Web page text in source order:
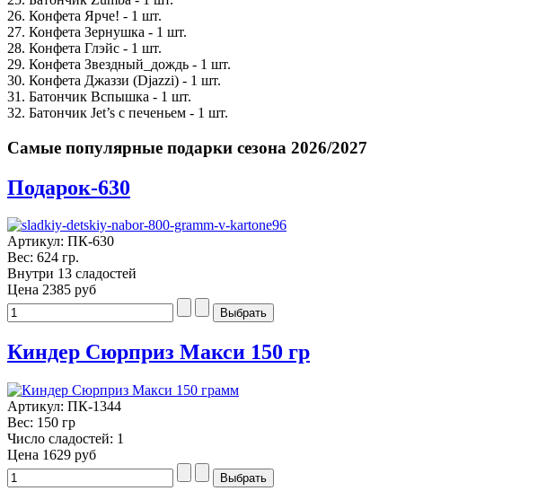
26. Конфета Ярче! - 1 шт.
27. Конфета Зернушка - 1 шт.
28. Конфета Глэйс - 1 шт.
29. Конфета Звездный_дождь - 1 шт.
30. Конфета Джаззи (Djazzi) - 1 шт.
31. Батончик Вспышка - 1 шт.
32. Батончик Jet’s с печеньем - 1 шт.
Самые популярные подарки сезона 2026/2027
Подарок-630
Артикул: ПК-630
Вес: 624 гр.
Внутри 13 сладостей
Цена 2385 руб
Киндер Сюрприз Макси 150 гр
Артикул: ПК-1344
Вес: 150 гр
Число сладостей: 1
Цена 1629 руб